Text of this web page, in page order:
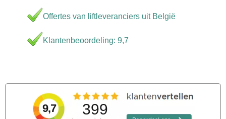
Offertes van liftleveranciers uit België
Klantenbeoordeling: 9,7
9,7 399